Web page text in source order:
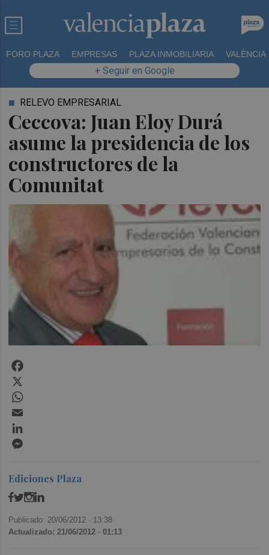
FORO PLAZA EMPRESAS PLAZA INMOBILIARIA VALÈNCIA
+ Seguir en Google
Ceccova: Juan Eloy Durá
asume la presidencia de los
constructores de la
Comunitat
RELEVO EMPRESARIAL
Ediciones Plaza
Publicado: 20/06/2012 · 13:38
Actualizado: 21/06/2012 · 01:13